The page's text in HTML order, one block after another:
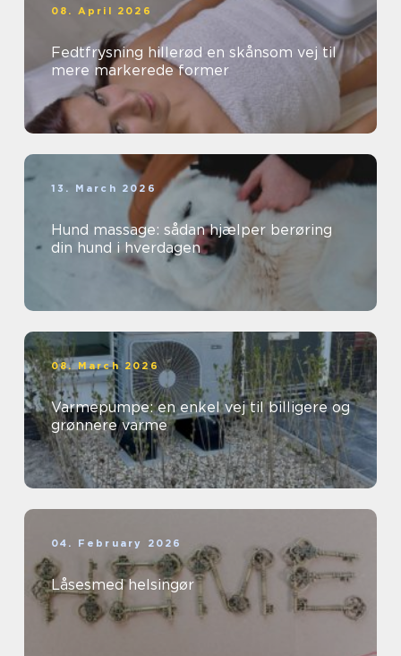
08. April 2026
Fedtfrysning hillerød en skånsom vej til
mere markerede former
13. March 2026
Hund massage: sådan hjælper berøring
din hund i hverdagen
08. March 2026
Varmepumpe: en enkel vej til billigere og
grønnere varme
04. February 2026
Låsesmed helsingør